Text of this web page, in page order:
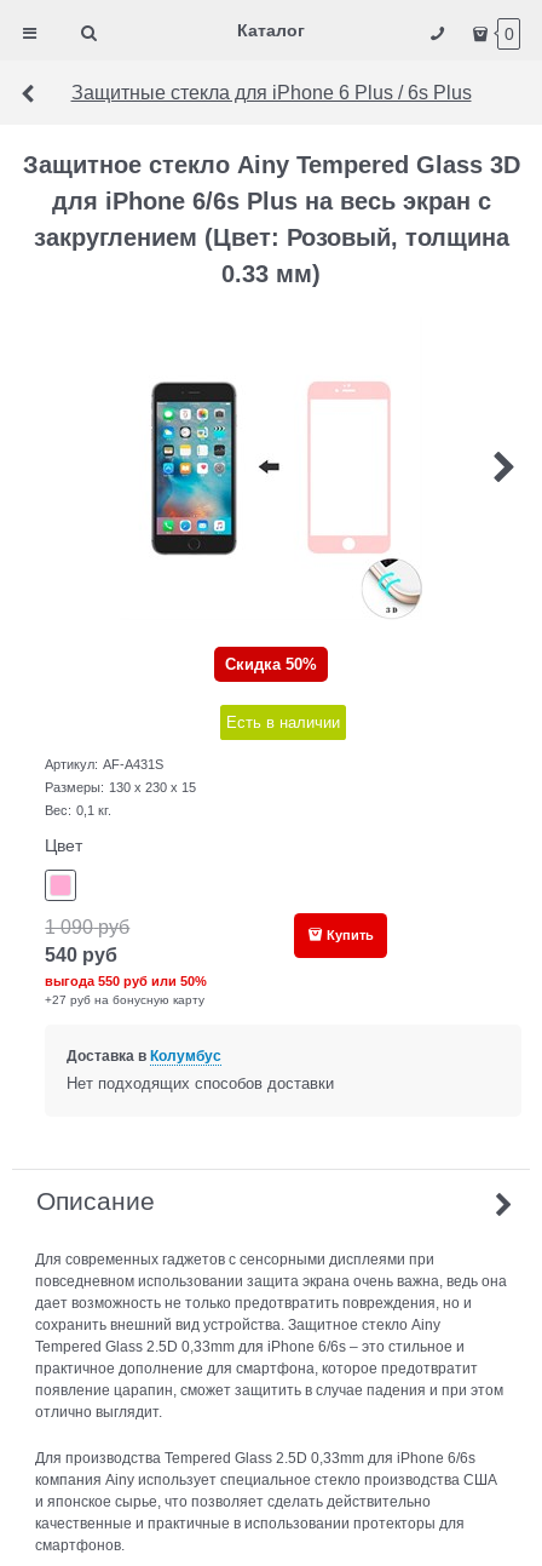
Каталог 0
Защитные стекла для iPhone 6 Plus / 6s Plus
Защитное стекло Ainy Tempered Glass 3D
для iPhone 6/6s Plus на весь экран с
закруглением (Цвет: Розовый, толщина
0.33 мм)
Скидка 50%
Есть в наличии
Артикул: AF-A431S
Размеры: 130 x 230 x 15
Вес: 0,1 кг.
Цвет
1 090 руб
540 руб
выгода550 руб или50%
+27 руб на бонусную карту
Купить
Доставка в Колумбус
Нет подходящих способов доставки
Описание
Для современных гаджетов с сенсорными дисплеями при
повседневном использовании защита экрана очень важна, ведь она
дает возможность не только предотвратить повреждения, но и
сохранить внешний вид устройства. Защитное стекло Ainy
Tempered Glass 2.5D 0,33mm для iPhone 6/6s – это стильное и
практичное дополнение для смартфона, которое предотвратит
появление царапин, сможет защитить в случае падения и при этом
отлично выглядит.
Для производства Tempered Glass 2.5D 0,33mm для iPhone 6/6s
компания Ainy использует специальное стекло производства США
и японское сырье, что позволяет сделать действительно
качественные и практичные в использовании протекторы для
смартфонов.